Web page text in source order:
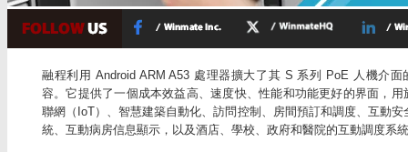
融程利用 Android ARM A53 處理器擴大了其 S 系列 PoE 人機介面
容。它提供了一個成本效益高、速度快、性能和功能更好的界面，用
聯網（IoT）、智慧建築自動化、訪問控制、房間預訂和調度、互動安
統、互動病房信息顯示，以及酒店、學校、政府和醫院的互動調度系